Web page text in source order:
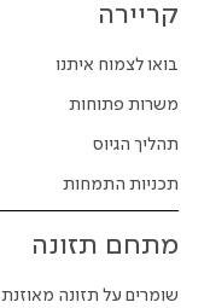
קריירה
בואו לצמוח איתנו
משרות פתוחות
תהליך הגיוס
תכניות התמחות
מתחם תזונה
שומרים על תזונה מאוזנת